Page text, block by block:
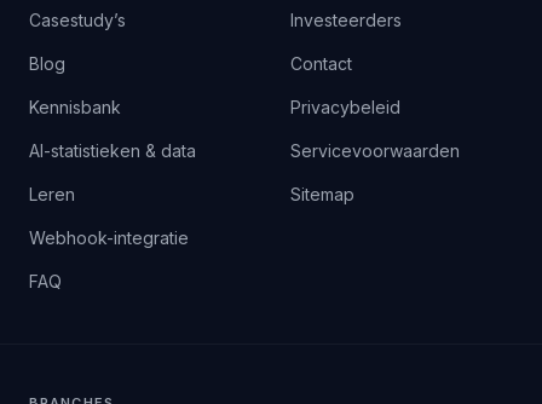
Casestudy’s
Blog
Kennisbank
AI-statistieken & data
Leren
Webhook-integratie
FAQ
Investeerders
Contact
Privacybeleid
Servicevoorwaarden
Sitemap